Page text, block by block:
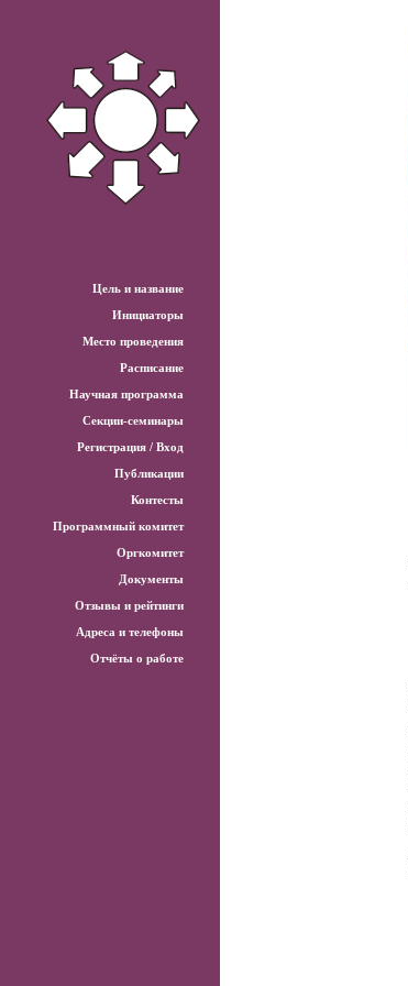
Цель и название
Инициаторы
Место проведения
Расписание
Научная программа
Секции-семинары
Регистрация / Вход
Публикации
Контесты
Программный комитет
Оргкомитет
Документы
Отзывы и рейтинги
Адреса и телефоны
Отчёты о работе